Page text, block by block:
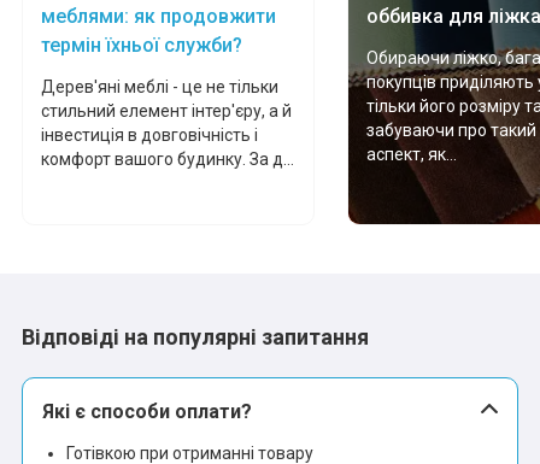
меблями: як продовжити
термін їхньої служби?
Дерев'яні меблі - це не тільки
стильний елемент інтер'єру, а й
інвестиція в довговічність і
комфорт вашого будинку. За д...
оббивка для
Обираючи ліжко,
покупців приділяють
тільки його розміру
забуваючи про
аспект, як...
Відповіді на популярні запитання
Які є способи оплати?
Готівкою при отриманні товару